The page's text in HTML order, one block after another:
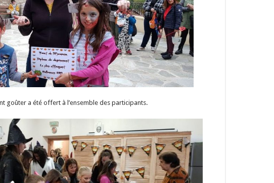
goûter a été offert à l’ensemble des participants.